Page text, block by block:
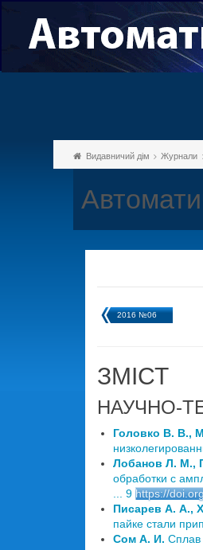
Видавничий дім Журнали
2016 №06
ЗМІСТ
НАУЧНО-
Головко В. В.,
Лобанов Л. М.,
обработки с
... 9 https://
Писарев А. А.,
пайке стали
Сом А. И. Сплав